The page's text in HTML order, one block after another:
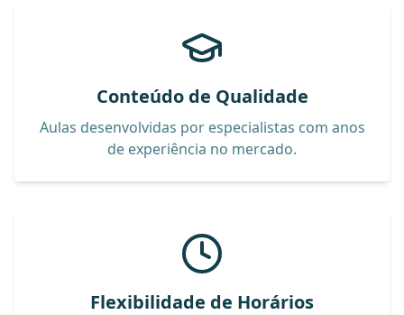
Conteúdo de Qualidade
Aulas desenvolvidas por especialistas com anos
de experiência no mercado.
Flexibilidade de Horários